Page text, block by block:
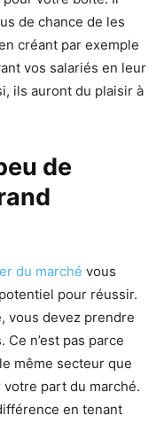
de chance de les
créant par exemple
vos salariés en leur
ils auront du plaisir à
de
du marché vous
pour réussir.
vous devez prendre
n’est pas parce
même secteur que
part du marché.
en tenant